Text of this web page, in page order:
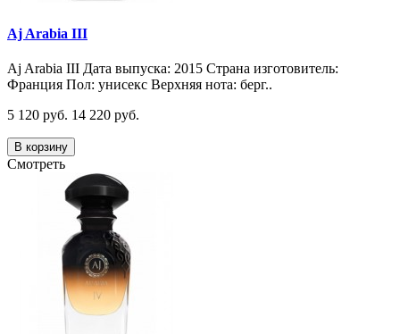
Aj Arabia III
Aj Arabia III Дата выпуска: 2015 Страна изготовитель:
Франция Пол: унисекс Верхняя нота: берг..
5 120 руб. 14 220 руб.
В корзину
Смотреть